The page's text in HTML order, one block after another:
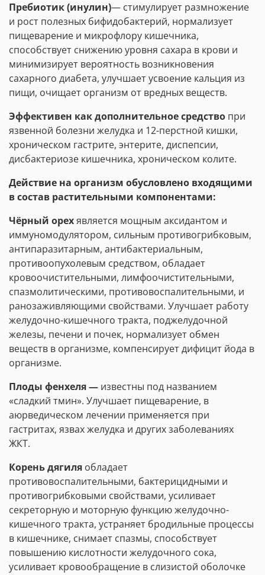
Пребиотик (инулин)— стимулирует размножение
и рост полезных бифидобактерий, нормализует
пищеварение и микрофлору кишечника,
способствует снижению уровня сахара в крови и
минимизирует вероятность возникновения
сахарного диабета, улучшает усвоение кальция из
пищи, очищает организм от вредных веществ.
Эффективен как дополнительное средство при
язвенной болезни желудка и 12-перстной кишки,
хроническом гастрите, энтерите, диспепсии,
дисбактериозе кишечника, хроническом колите.
Действие на организм обусловлено входящими
в состав растительными компонентами:
Чёрный орехявляется мощным аксидантом и
иммуномодулятором, сильным противогрибковым,
антипаразитарным, антибактериальным,
противоопухолевым средством, обладает
кровоочистительными, лимфоочистительными,
спазмолитическими, противовоспалительными, и
ранозаживляющими свойствами. Улучшает работу
желудочно-кишечного тракта, поджелудочной
железы, печени и почек, нормализует обмен
веществ в организме, компенсирует дифицит йода в
организме.
Плоды фенхеля — известны под названием
«сладкий тмин». Улучшает пищеварение, в
аюрведическом лечении применяется при
гастритах, язвах желудка и других заболеваниях
ЖКТ.
Корень дягиля обладает
противовоспалительными, бактерицидными и
противогрибковыми свойствами, усиливает
секреторную и моторную функцию желудочно-
кишечного тракта, устраняет бродильные процессы
в кишечнике, снимает спазмы, способствует
повышению кислотности желудочного сока,
усиливает кровообращение в слизистой оболочке